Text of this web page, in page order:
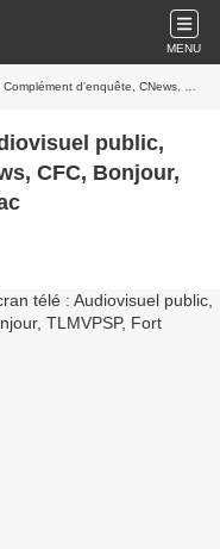
MENU
CFC, Bonjour, TLMVPSP, Fort Boyard, Star'ac
public,
CFC, Bonjour,